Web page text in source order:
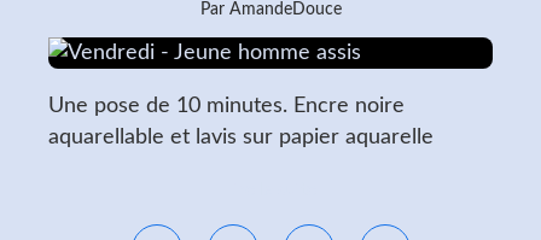
Par AmandeDouce
Une pose de 10 minutes. Encre noire
aquarellable et lavis sur papier aquarelle